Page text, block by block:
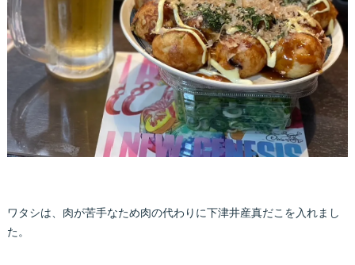
ワタシは、肉が苦手なため肉の代わりに下津井産真だこを入れまし
た。